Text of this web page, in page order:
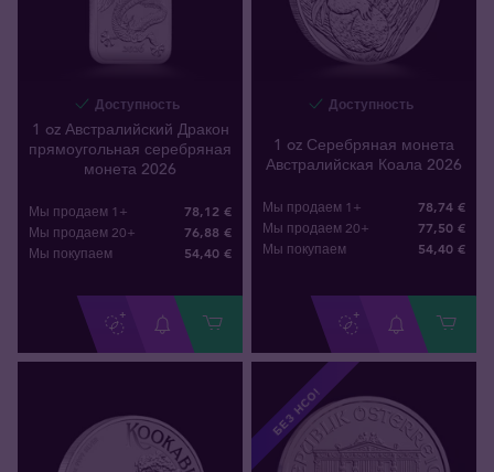
Доступность
1 oz Австралийский Дракон
прямоугольная серебряная
монета 2026
Мы продаем 1+ 78,12 €
Мы продаем 20+ 76,88 €
Мы покупаем 54,40 €
Доступность
1 oz Серебряная монета
Австралийская Коала 2026
Мы продаем 1+ 78,74 €
Мы продаем 20+ 77,50 €
Мы покупаем 54,40 €
БЕЗ НСО!